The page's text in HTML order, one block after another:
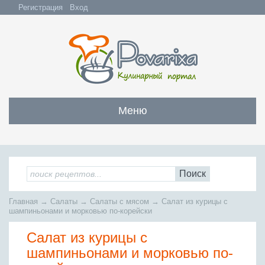
Регистрация Вход
Меню
Закуски
Все закуски
Бутерброды и сэндвичи
С мясом и субпродуктами
С рыбой и морепродуктами
Овощные и грибные
Заливные блюда
Салаты
Все салаты
Салаты с мясом
Овощные салаты
Супы
Все супы
Бульоны
Заправочные супы
Мясо
Всё мясо
Жареное мясо
Рыба
Поиск
Главная → Салаты → Салаты с мясом → Салат из курицы с
шампиньонами и морковью по-корейски
Салат из курицы с
шампиньонами и морковью по-